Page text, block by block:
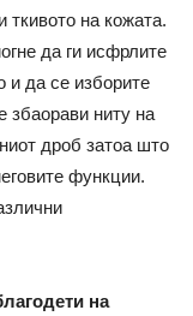
ткивото на кожата.
да ги исфрлите
и да се изборите
збаорави ниту на
дроб затоа што
функции.
на